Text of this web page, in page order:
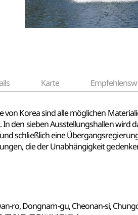
Karte
von Korea sind alle möglichen
den sieben Ausstellungshallen wird
schließlich eine
die der Unabhängigkeit
ro, Dongnam-gu, Cheonan-si,